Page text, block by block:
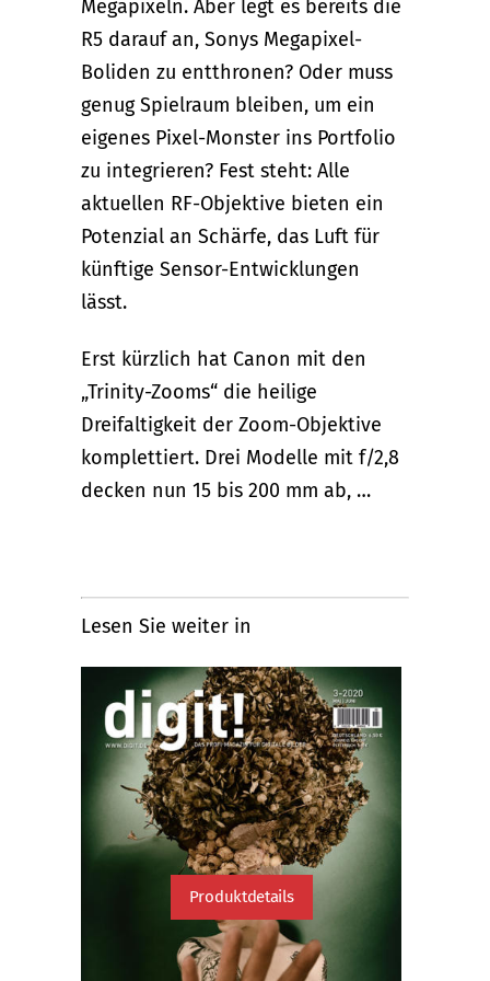
Megapixeln. Aber legt es bereits die
R5 darauf an, Sonys Megapixel-
Boliden zu entthronen? Oder muss
genug Spielraum bleiben, um ein
eigenes Pixel-Monster ins Portfolio
zu integrieren? Fest steht: Alle
aktuellen RF-Objektive bieten ein
Potenzial an Schärfe, das Luft für
künftige Sensor-Entwicklungen
lässt.
Erst kürzlich hat Canon mit den
„Trinity-Zooms“ die heilige
Dreifaltigkeit der Zoom-Objektive
komplettiert. Drei Modelle mit f/2,8
decken nun 15 bis 200 mm ab, …
Lesen Sie weiter in
Produktdetails